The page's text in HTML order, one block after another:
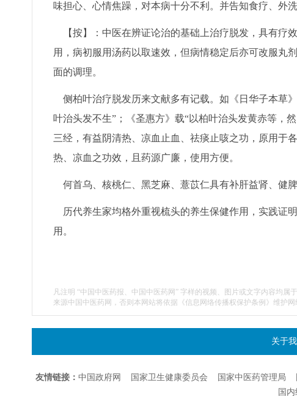
味担心、心情焦躁，对本病十分不利。并告知食疗、外
【按】：中医在辨证论治的基础上治疗脱发，具有疗
用，病初服用汤药以取速效，但病情稳定后亦可改服丸
面的调理。
侧柏叶治疗脱发历来文献多有记载。如《日华子本草
叶治头发不生”；《圣惠方》载“以柏叶治头发黄赤等，
三经，有益阴清热、凉血止血、祛痰止咳之功，原用于
热、凉血之功效，且药源广廉，使用方便。
何首乌、核桃仁、黑芝麻、薏苡仁具有补肝益肾、健
历代养生家均格外重视梳头的养生保健作用，实践证
用。
凡注明 “中国中医药报、中国中医药网” 字样的视频、图片或文字内容均
来源中国中医药网，否则本网站将依据《信息网络传播权保护条例》维护网
关于
友情链接： 中国政府网 国家卫生健康委员会 国家中医药管理局
国